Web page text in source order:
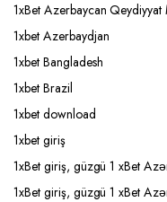
1xBet Azerbaycan
1xbet Azerbaydjan
1xbet Bangladesh
1xbet Brazil
1xbet download
1xbet giriş
1xBet giriş, güzgü 1 xBet
1xBet giriş, güzgü 1 xBet